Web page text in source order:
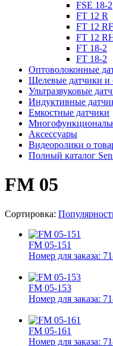
FSE 18-2
FT 12 R
FT 12 RF
FT 12
FT 18-2
FT 18-2
Оптоволоконные
Щелевые датчики и
Ультразвуковые
Индуктивные
Емкостные датчики
Аксессуары
Видеоролики о
Полный каталог
FM 05
Сортировка:
FM 05-151
Номер для заказа:
FM 05-153
Номер для заказа:
FM 05-161
Номер для заказа: